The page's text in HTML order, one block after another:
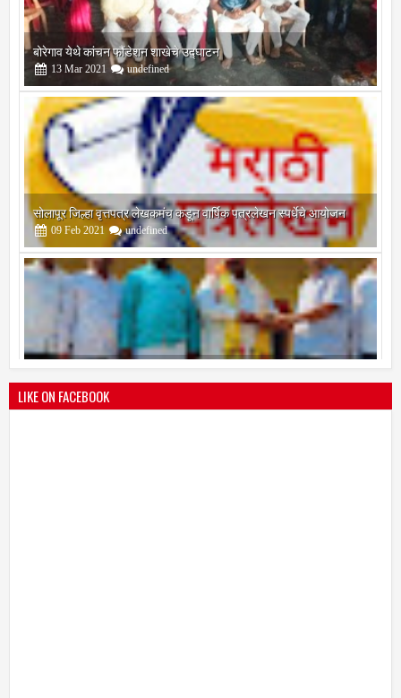
13 Mar 2021 undefined
सोलापूर जिल्हा वृत्तपत्र लेखकमंच कडून वार्षिक पत्रलेखन स्पर्धेचे आयोजन
09 Feb 2021 undefined
श्री मल्लिकार्जुन प्रशालेकडून उमाकांत गाढवे यांचा सत्कार
undefined
LIKE ON FACEBOOK